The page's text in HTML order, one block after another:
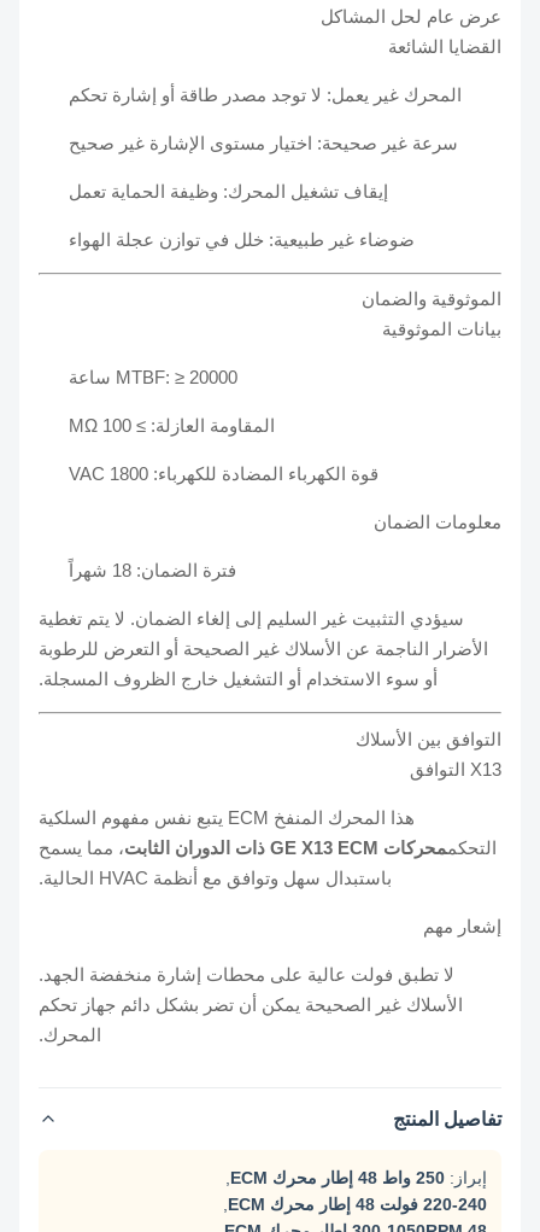
عرض عام لحل المشاكل
القضايا الشائعة
المحرك غير يعمل: لا توجد مصدر طاقة أو إشارة تحكم
سرعة غير صحيحة: اختيار مستوى الإشارة غير صحيح
إيقاف تشغيل المحرك: وظيفة الحماية تعمل
ضوضاء غير طبيعية: خلل في توازن عجلة الهواء
الموثوقية والضمان
بيانات الموثوقية
MTBF: ≥ 20000 ساعة
المقاومة العازلة: ≥ 100 MΩ
قوة الكهرباء المضادة للكهرباء: 1800 VAC
معلومات الضمان
فترة الضمان: 18 شهراً
سيؤدي التثبيت غير السليم إلى إلغاء الضمان. لا يتم تغطية
الأضرار الناجمة عن الأسلاك غير الصحيحة أو التعرض للرطوبة
أو سوء الاستخدام أو التشغيل خارج الظروف المسجلة.
التوافق بين الأسلاك
هذا المحرك المنفخ ECM يتبع نفس مفهوم السلكية
التحكممحركات GE X13 ECM ذات الدوران الثابت
، مما يسمح
باستبدال سهل وتوافق مع أنظمة HVAC الحالية.
إشعار مهم
لا تطبق فولت عالية على محطات إشارة منخفضة الجهد.
الأسلاك غير الصحيحة يمكن أن تضر بشكل دائم جهاز تحكم
المحرك.
تفاصيل المنتج
250 واط 48 إطار محرك ECM
,
220-240 فولت 48 إطار محرك ECM
,